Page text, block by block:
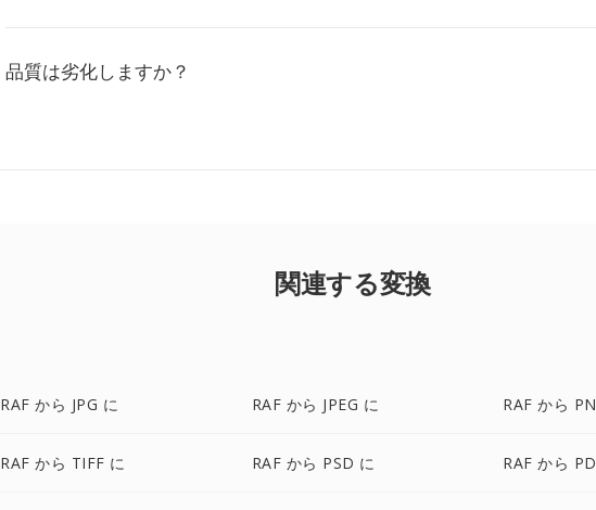
品質は劣化しますか？
関連する変換
RAF から JPG に RAF から JPEG に RAF から
RAF から TIFF に RAF から PSD に RAF から